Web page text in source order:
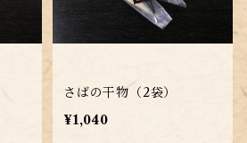
さばの干物（2袋）
¥1,040